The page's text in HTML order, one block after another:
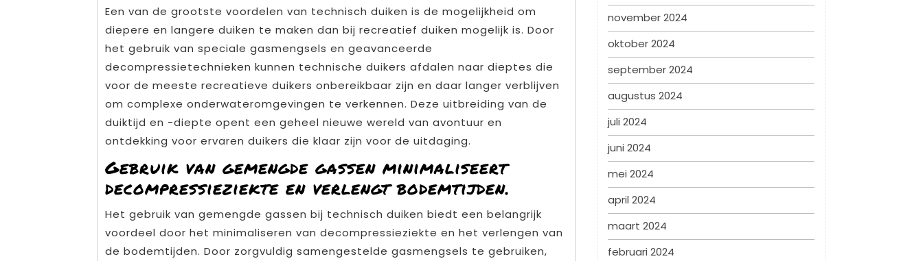
Een van de grootste voordelen van technisch duiken is de mogelijkheid om
diepere en langere duiken te maken dan bij recreatief duiken mogelijk is. Door
het gebruik van speciale gasmengsels en geavanceerde
decompressietechnieken kunnen technische duikers afdalen naar dieptes die
voor de meeste recreatieve duikers onbereikbaar zijn en daar langer verblijven
om complexe onderwateromgevingen te verkennen. Deze uitbreiding van de
duiktijd en -diepte opent een geheel nieuwe wereld van avontuur en
ontdekking voor ervaren duikers die klaar zijn voor de uitdaging.
Gebruik van gemengde gassen minimaliseert
decompressieziekte en verlengt bodemtijden.
Het gebruik van gemengde gassen bij technisch duiken biedt een belangrijk
voordeel door het minimaliseren van decompressieziekte en het verlengen van
de bodemtijden. Door zorgvuldig samengestelde gasmengsels te gebruiken,
november 2024
oktober 2024
september 2024
augustus 2024
juli 2024
juni 2024
mei 2024
april 2024
maart 2024
februari 2024